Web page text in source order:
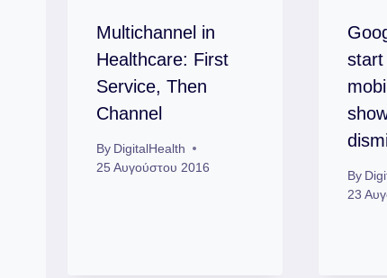
Multichannel in
Healthcare: First
Service, Then
Channel
By DigitalHealth
25 Αυγούστου 2016
start
By
23